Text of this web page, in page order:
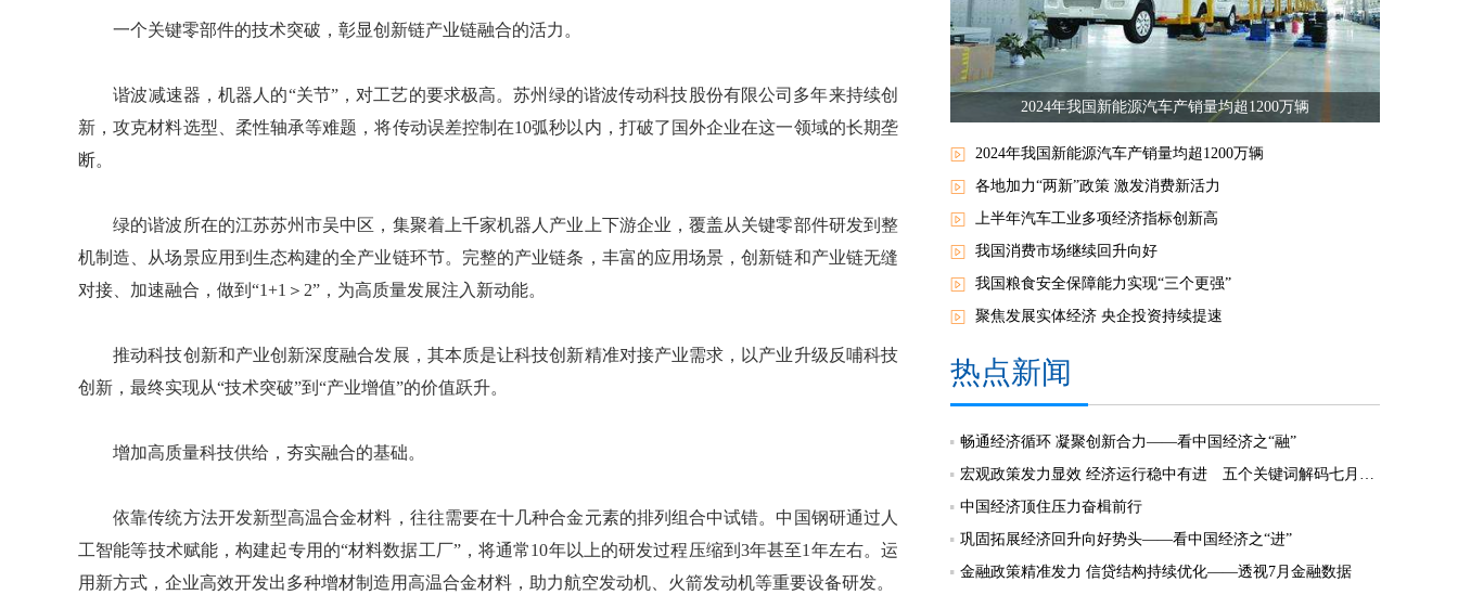
一个关键零部件的技术突破，彰显创新链产业链融合的活力。
谐波减速器，机器人的“关节”，对工艺的要求极高。苏州绿的谐波传动科技股份有限公司多年来持续创
新，攻克材料选型、柔性轴承等难题，将传动误差控制在10弧秒以内，打破了国外企业在这一领域的长期垄
断。
绿的谐波所在的江苏苏州市吴中区，集聚着上千家机器人产业上下游企业，覆盖从关键零部件研发到整
机制造、从场景应用到生态构建的全产业链环节。完整的产业链条，丰富的应用场景，创新链和产业链无缝
对接、加速融合，做到“1+1＞2”，为高质量发展注入新动能。
推动科技创新和产业创新深度融合发展，其本质是让科技创新精准对接产业需求，以产业升级反哺科技
创新，最终实现从“技术突破”到“产业增值”的价值跃升。
增加高质量科技供给，夯实融合的基础。
依靠传统方法开发新型高温合金材料，往往需要在十几种合金元素的排列组合中试错。中国钢研通过人
工智能等技术赋能，构建起专用的“材料数据工厂”，将通常10年以上的研发过程压缩到3年甚至1年左右。运
用新方式，企业高效开发出多种增材制造用高温合金材料，助力航空发动机、火箭发动机等重要设备研发。
2024年我国新能源汽车产销量均超1200万辆
2024年我国新能源汽车产销量均超1200万辆
各地加力“两新”政策 激发消费新活力
上半年汽车工业多项经济指标创新高
我国消费市场继续回升向好
我国粮食安全保障能力实现“三个更强”
聚焦发展实体经济 央企投资持续提速
热点新闻
畅通经济循环 凝聚创新合力——看中国经济之“融”
宏观政策发力显效 经济运行稳中有进 五个关键词解码七月经济
中国经济顶住压力奋楫前行
巩固拓展经济回升向好势头——看中国经济之“进”
金融政策精准发力 信贷结构持续优化——透视7月金融数据